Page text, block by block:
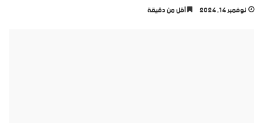
نوفمبر 14, 2024 أقل من دقيقة